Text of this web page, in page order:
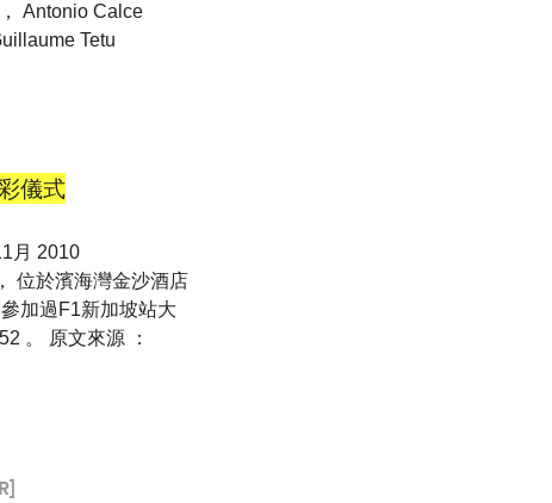
Antonio Calce
Tetu
儀式
月 2010
位於濱海灣金沙酒店
參加過F1新加坡站大
。 原文來源 ：